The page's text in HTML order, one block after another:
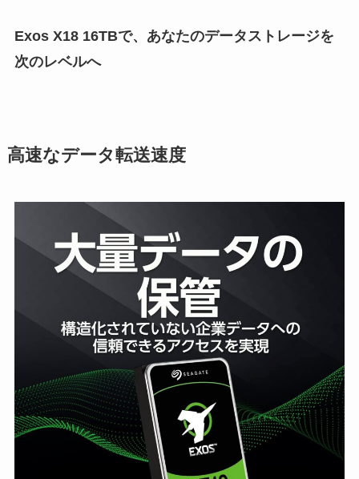
Exos X18 16TBで、あなたのデータストレージを
次のレベルへ
高速なデータ転送速度